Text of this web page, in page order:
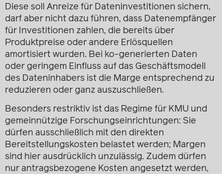
Diese soll Anreize für Dateninvestitionen sichern,
darf aber nicht dazu führen, dass Datenempfänger
für Investitionen zahlen, die bereits über
Produktpreise oder andere Erlösquellen
amortisiert wurden. Bei ko-generierten Daten
oder geringem Einfluss auf das Geschäftsmodell
des Dateninhabers ist die Marge entsprechend zu
reduzieren oder ganz auszuschließen.
Besonders restriktiv ist das Regime für KMU und
gemeinnützige Forschungseinrichtungen: Sie
dürfen ausschließlich mit den direkten
Bereitstellungskosten belastet werden; Margen
sind hier ausdrücklich unzulässig. Zudem dürfen
nur antragsbezogene Kosten angesetzt werden,